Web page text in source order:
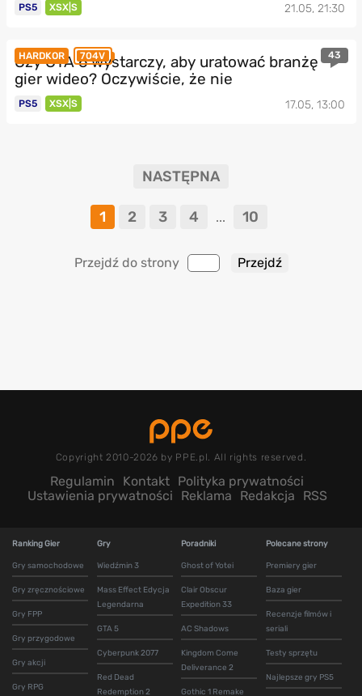
PS5 XSX|S 21.05, 21:30
HARDKOR 704V 43
Czy GTA 6 wystarczy, aby uratować branżę
gier wideo? Oczywiście, że nie
PS5 XSX|S 17.05, 13:00
NASTĘPNA
1 2 3 4 ... 10
Przejdź do strony
Copyright 2010-2026 by PPE.pl. All rights reserved.
Regulamin Kontakt Polityka prywatności
Ustawienia prywatności
Reklama Redakcja RSS
Ranking Gier
Gry samochodowe
Gry zręcznościowe
Gry FPP
Gry przygodowe
Gry akcji
Gry RPG
Gry
Wiedźmin 3
Mass Effect Edycja
Legendarna
GTA 5
Cyberpunk 2077
Red Dead
Redemption 2
Poradniki
Ghost of Yotei
Clair Obscur
Expedition 33
AC Shadows
Kingdom Come
Deliverance 2
Gothic 1 Remake
Polecane strony
Premiery gier
Baza gier
Recenzje filmów i
seriali
Testy sprzętu
Najlepsze gry PS5